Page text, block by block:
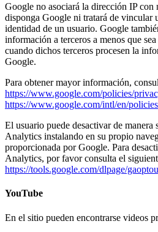
Google no asociará la dirección IP con
disponga Google ni tratará de vincular
identidad de un usuario. Google
información a terceros a menos que
cuando dichos terceros procesen la
Google.
Para obtener mayor información,
https://www.google.com/policies/
https://www.google.com/intl/en/
El usuario puede desactivar de
Analytics instalando en su propio
proporcionada por Google. Para
Analytics, por favor consulta el
https://tools.google.com/dlpage/
YouTube
En el sitio pueden encontrarse videos